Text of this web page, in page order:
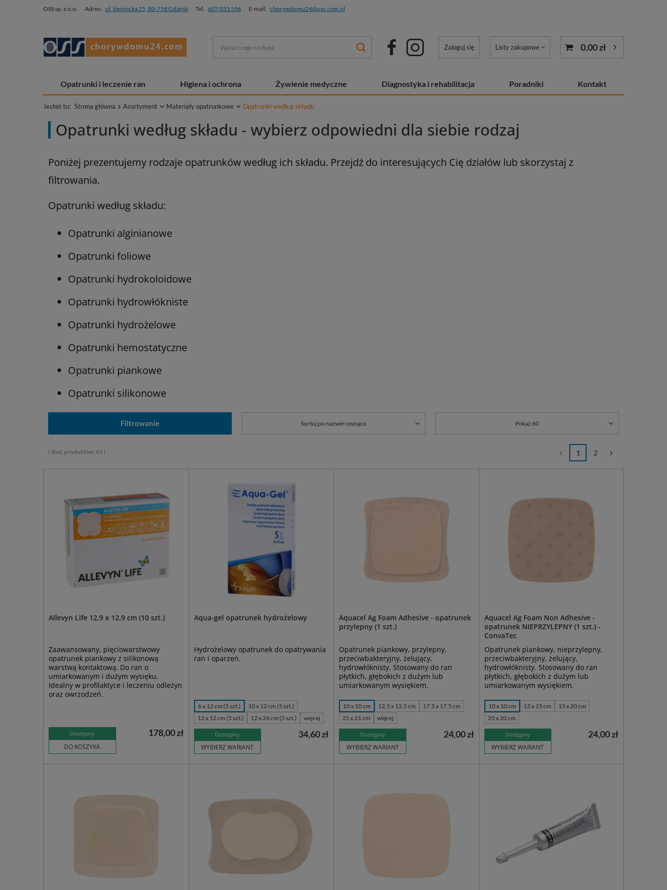
OSS sp. z o.o. Adres: ul. Siennicka 25, 80-758 Gdańsk Tel. 607 033 596 E-mail: chorywdomu24@oss.com.pl
Zaloguj się Listy zakupowe 0,00 zł
Opatrunki i leczenie ran Higiena i ochrona Żywienie medyczne Diagnostyka i rehabilitacja Poradniki Kontakt
Jesteś tu: Strona główna Asortyment Materiały opatrunkowe Opatrunki według składu
Opatrunki według składu - wybierz odpowiedni dla siebie rodzaj
Poniżej prezentujemy rodzaje opatrunków według ich składu. Przejdź do interesujących Cię działów lub skorzystaj z
filtrowania.
Opatrunki według składu:
Opatrunki alginianowe
Opatrunki foliowe
Opatrunki hydrokoloidowe
Opatrunki hydrowłókniste
Opatrunki hydrożelowe
Opatrunki hemostatyczne
Opatrunki piankowe
Opatrunki silikonowe
Sortuj po nazwie rosnąco Pokaż 60
Filtrowanie
( ilość produktów: 65 ) 1 2
Allevyn Life 12,9 x 12,9 cm (10 szt.)
Zaawansowany, pięciowarstwowy
opatrunek piankowy z silikonową
warstwą kontaktową. Do ran o
umiarkowanym i dużym wysięku.
Idealny w profilaktyce i leczeniu odleżyn
oraz owrzodzeń.
Dostępny
DO KOSZYKA
178,00 zł
Aqua-gel opatrunek hydrożelowy
Hydrożelowy opatrunek do opatrywania
ran i oparzeń.
6 x 12 cm (5 szt.)
10 x 12 cm (5 szt.)
12 x 12 cm (5 szt.)
12 x 24 cm (5 szt.) więcej
Dostępny
WYBIERZ WARIANT
34,60 zł
Aquacel Ag Foam Adhesive - opatrunek
przylepny (1 szt.)
Opatrunek piankowy, przylepny,
przeciwbakteryjny, żelujący,
hydrowłóknisty. Stosowany do ran
płytkich, głębokich z dużym lub
umiarkowanym wysiękiem.
10 x 10 cm 12,5 x 12,5 cm
17,5 x 17,5 cm
21 x 21 cm
więcej
Dostępny
WYBIERZ WARIANT
24,00 zł
Aquacel Ag Foam Non Adhesive -
opatrunek NIEPRZYLEPNY (1 szt.) -
ConvaTec
Opatrunek piankowy, nieprzylepny,
przeciwbakteryjny, żelujący,
hydrowłóknisty. Stosowany do ran
płytkich, głębokich z dużym lub
umiarkowanym wysiękiem.
10 x 10 cm 15 x 15 cm
15 x 20 cm
20 x 20 cm
Dostępny
WYBIERZ WARIANT
24,00 zł